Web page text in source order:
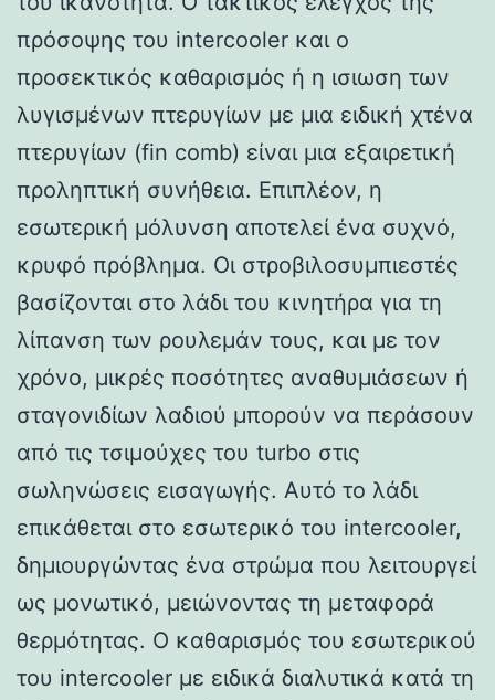
πρόσοψης του intercooler και ο
προσεκτικός καθαρισμός ή η ισιωση των
λυγισμένων πτερυγίων με μια ειδική χτένα
πτερυγίων (fin comb) είναι μια εξαιρετική
προληπτική συνήθεια. Επιπλέον, η
εσωτερική μόλυνση αποτελεί ένα συχνό,
κρυφό πρόβλημα. Οι στροβιλοσυμπιεστές
βασίζονται στο λάδι του κινητήρα για τη
λίπανση των ρουλεμάν τους, και με τον
χρόνο, μικρές ποσότητες αναθυμιάσεων ή
σταγονιδίων λαδιού μπορούν να περάσουν
από τις τσιμούχες του turbo στις
σωληνώσεις εισαγωγής. Αυτό το λάδι
επικάθεται στο εσωτερικό του intercooler,
δημιουργώντας ένα στρώμα που λειτουργεί
ως μονωτικό, μειώνοντας τη μεταφορά
θερμότητας. Ο καθαρισμός του εσωτερικού
του intercooler με ειδικά διαλυτικά κατά τη